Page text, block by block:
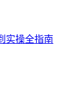
实操全指南